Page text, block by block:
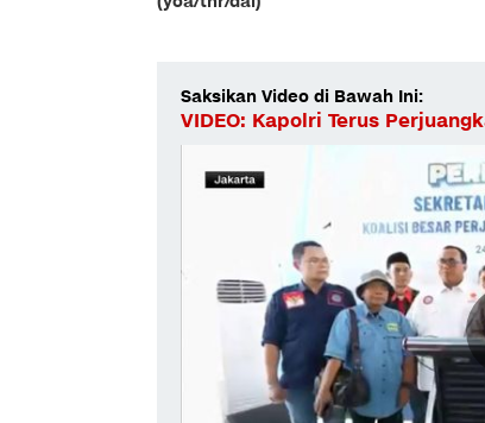
Saksikan Video di Bawah Ini:
VIDEO: Kapolri Terus